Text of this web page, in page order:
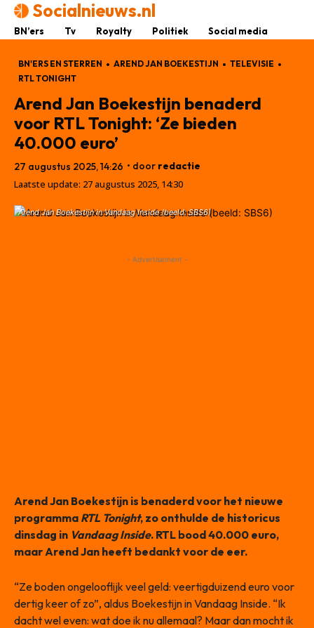
Socialnieuws.nl
BN’ers Tv Royalty Politiek Social media
BN'ERS EN STERREN AREND JAN BOEKESTIJN
TELEVISIE
RTL TONIGHT
Arend Jan Boekestijn benaderd
voor RTL Tonight: ‘Ze bieden
40.000 euro’
27 augustus 2025, 14:26 • door redactie
Laatste update: 27 augustus 2025, 14:30
Arend Jan Boekestijn in Vandaag Inside (beeld: SBS6)
- Advertisement -
Arend Jan Boekestijn is benaderd voor het nieuwe
programma RTL Tonight, zo onthulde de historicus
dinsdag in Vandaag Inside. RTL bood 40.000 euro,
maar Arend Jan heeft bedankt voor de eer.
“Ze boden ongelooflijk veel geld: veertigduizend euro voor
dertig keer of zo”, aldus Boekestijn in Vandaag Inside. “Ik
dacht wel even: wat doe ik nu allemaal? Maar dan mocht ik